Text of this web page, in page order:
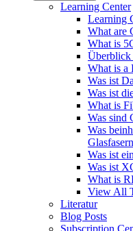
Learning Center
Learning
What are
What is
Überblick
What is a
Was ist
Was ist
What is
Was sind
Was
Was ist
Was ist
What is
View All
Literatur
Blog Posts